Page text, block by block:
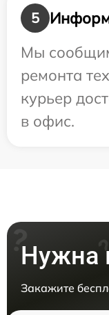
5
Мы
ремонта
курьер
в офис.
Нужна
Закажите